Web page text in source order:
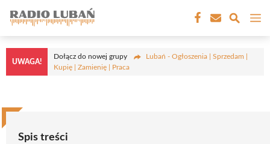
treści
UWAGA!
Dołącz do nowej grupy
Lubań - Ogłoszenia | Sprzedam |
Kupię | Zamienię | Praca
Spis treści